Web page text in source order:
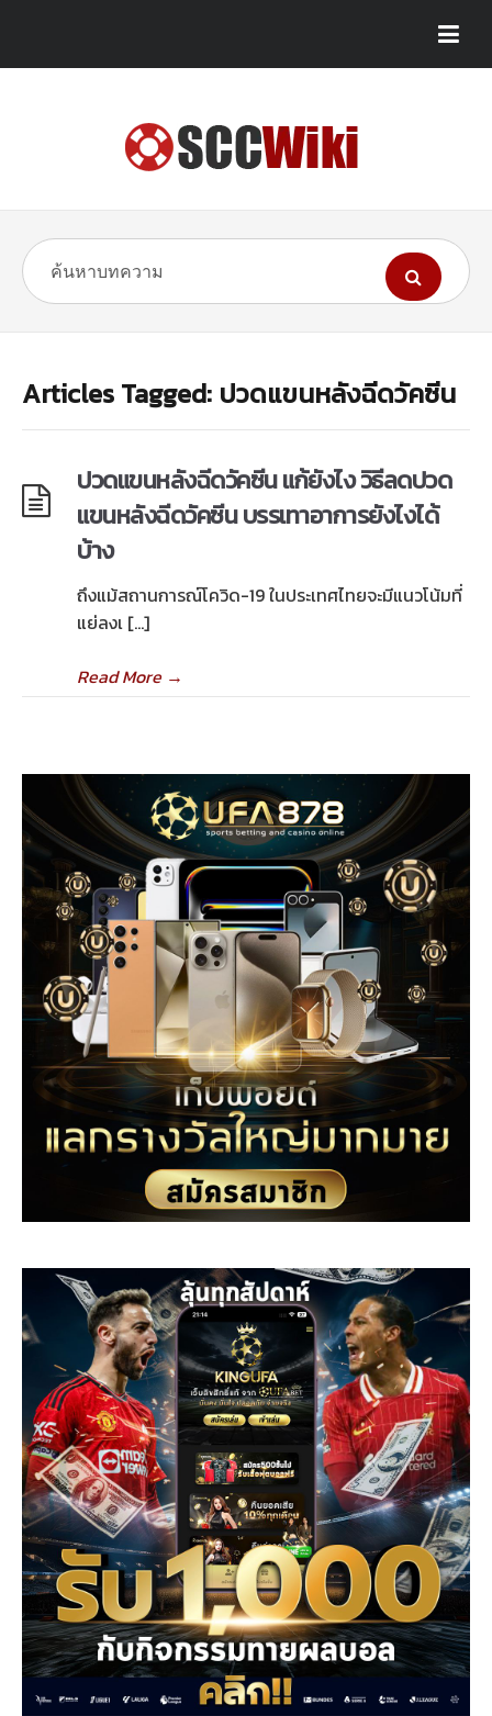
Articles Tagged: ปวดแขนหลังฉีดวัคซีน
ปวดแขนหลังฉีดวัคซีน แก้ยังไง วิธีลดปวด
แขนหลังฉีดวัคซีน บรรเทาอาการยังไงได้
บ้าง
ถึงแม้สถานการณ์โควิด-19 ในประเทศไทยจะมีแนวโน้มที่
แย่ลงเ […]
Read More→